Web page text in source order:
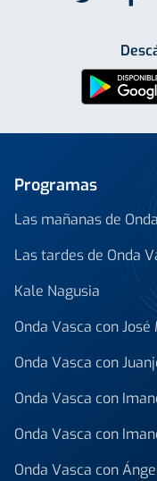
Programas
Las mañanas de
Las tardes de Onda
Kale Nagusia
Onda Vasca con
Onda Vasca con
Onda Vasca con
Onda Vasca con
Onda Vasca con